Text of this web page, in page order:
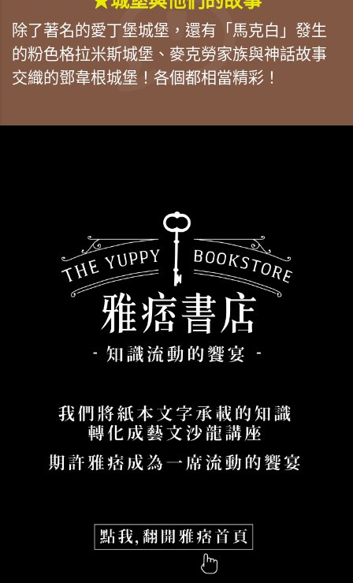
除了著名的愛丁堡城堡，還有「馬克白」發生
的粉色格拉米斯城堡、麥克勞家族與神話故事
交織的鄧韋根城堡！各個都相當精彩！